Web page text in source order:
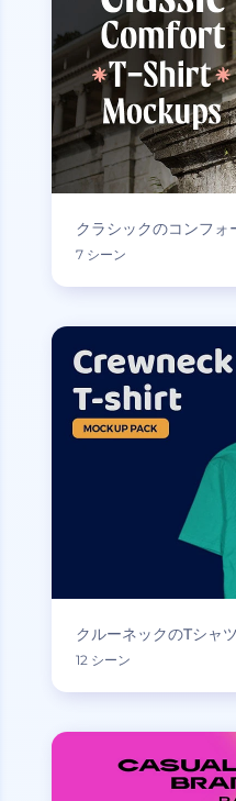
クラシックのコンフ
7 シーン
クルーネックのTシャ
12 シーン